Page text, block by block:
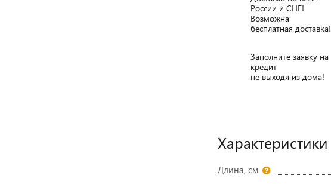
России и СНГ!
Возможна
бесплатная доставка!
Заполните заявку на
кредит
не выходя из дома!
Характеристики
Длина, см